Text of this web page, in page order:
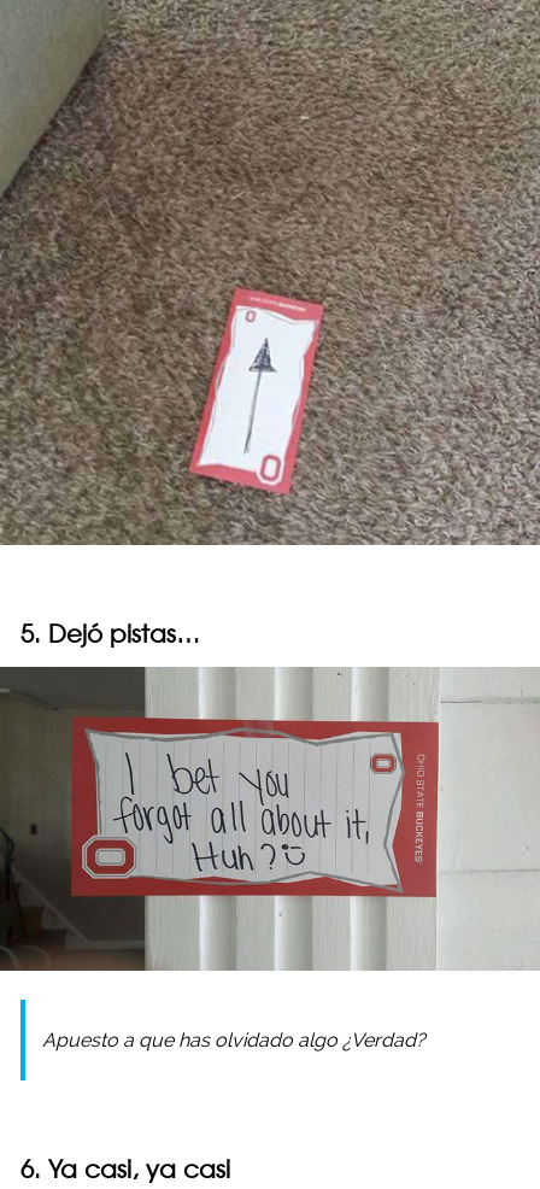
5. Dejó pistas…
Apuesto a que has olvidado algo ¿Verdad?
6. Ya casi, ya casi